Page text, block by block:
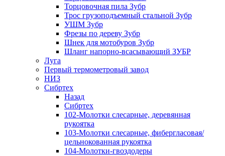
Торцовочная пила Зубр
Трос грузоподъемный стальной Зубр
УШМ Зубр
Фрезы по дереву Зубр
Шнек для мотобуров Зубр
Шланг напорно-всасывающий ЗУБР
Луга
Первый термометровый завод
НИЗ
Сибртех
Назад
Сибртех
102-Молотки слесарные, деревянная
рукоятка
103-Молотки слесарные, фибергласовая/
цельнокованная рукоятка
104-Молотки-гвоздодеры